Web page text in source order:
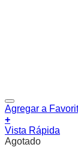
Agregar a
+
Vista Rápida
Agotado